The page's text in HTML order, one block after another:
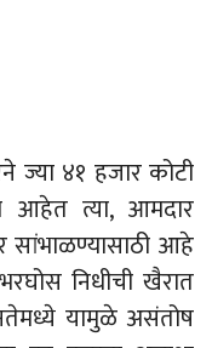
ज्या ४१ हजार कोटी
आहेत त्या, आमदार
आहे
निधीची खैरात
यामुळे असंतोष